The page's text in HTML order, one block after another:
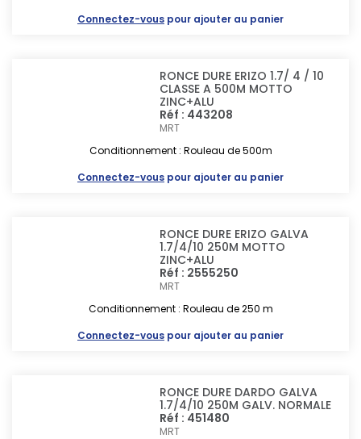
Connectez-vous pour ajouter au panier
RONCE DURE ERIZO 1.7/ 4 / 10
CLASSE A 500M MOTTO
ZINC+ALU
Réf : 443208
MRT
Conditionnement : Rouleau de 500m
Connectez-vous pour ajouter au panier
RONCE DURE ERIZO GALVA
1.7/4/10 250M MOTTO
ZINC+ALU
Réf : 2555250
MRT
Conditionnement : Rouleau de 250 m
Connectez-vous pour ajouter au panier
RONCE DURE DARDO GALVA
1.7/4/10 250M GALV. NORMALE
Réf : 451480
MRT